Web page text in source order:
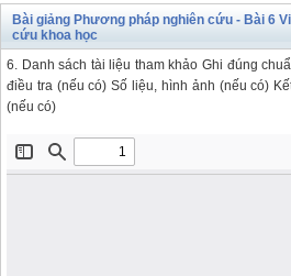
Bài giảng Phương pháp nghiên cứu - Bài 6
cứu khoa học
6. Danh sách tài liệu tham khảo Ghi đúng
điều tra (nếu có) Số liệu, hình ảnh (nếu có)
(nếu có)